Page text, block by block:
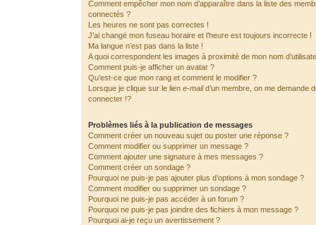
Comment empêcher mon nom d’apparaître dans la liste des
connectés ?
Les heures ne sont pas correctes !
J’ai changé mon fuseau horaire et l’heure est toujours incorrecte !
Ma langue n’est pas dans la liste !
A quoi correspondent les images à proximité de mon nom
Comment puis-je afficher un avatar ?
Qu’est-ce que mon rang et comment le modifier ?
Lorsque je clique sur le lien e-maild’un membre, on me demande
connecter !?
Problèmes liés à la publication de messages
Comment créer un nouveau sujet ou poster une réponse ?
Comment modifier ou supprimer un message ?
Comment ajouter une signature à mes messages ?
Comment créer un sondage ?
Pourquoi ne puis-je pas ajouter plus d’options à mon sondage ?
Comment modifier ou supprimer un sondage ?
Pourquoi ne puis-je pas accéder à un forum ?
Pourquoi ne puis-je pas joindre des fichiers à mon message ?
Pourquoi ai-je reçu un avertissement ?